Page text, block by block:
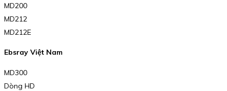
MD200
MD212
MD212E
Ebsray Việt Nam
MD300
Dòng HD